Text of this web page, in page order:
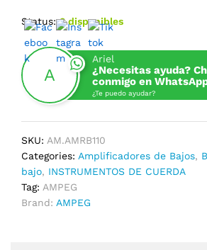
Status: 3 disponibles
Ariel
¿Necesitas ayuda?
conmigo en
¿Te puedo ayudar?
SKU: AM.AMRB110
Categories: Amplificadores de Bajos,
bajo, INSTRUMENTOS DE CUERDA
Tag: AMPEG
Brand: AMPEG